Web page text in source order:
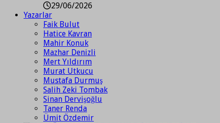
29/06/2026
Yazarlar
Faik Bulut
Hatice Kavran
Mahir Konuk
Mazhar Denizli
Mert Yıldırım
Murat Utkucu
Mustafa Durmuş
Salih Zeki Tombak
Sinan Dervişoğlu
Taner Renda
Ümit Özdemir